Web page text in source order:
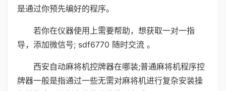
是通过你预先编好的程序。
若你在仪器使用上需要帮助，想获取一对一指
导，添加微信号; sdf6770 随时交流 。
西安自动麻将机控牌器在哪装;普通麻将机程序控
牌器一般是指通过一些无需对麻将机进行复杂安装操